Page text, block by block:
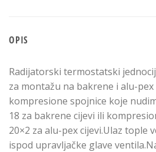
OPIS
Radijatorski termostatski
za montažu na bakrene i alu-
kompresione spojnice koje
18 za bakrene cijevi ili
20×2 za alu-pex cijevi.Ulaz tople
ispod upravljačke glave